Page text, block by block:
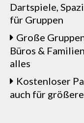
Dartspiele,
für Gruppen
Große
Büros &
alles
Kostenloser
auch für